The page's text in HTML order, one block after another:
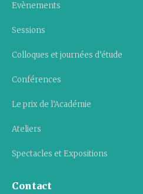
Evènements
Sessions
Colloques et journées d’étude
Conférences
Le prix de l’Académie
Ateliers
Spectacles et Expositions
Contact